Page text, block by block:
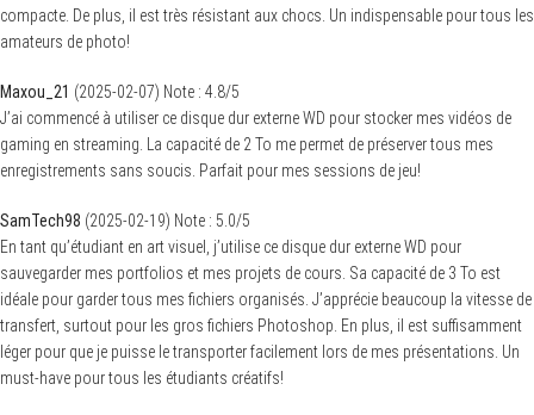
compacte. De plus, il est très résistant aux chocs. Un indispensable pour tous les
amateurs de photo!
Maxou_21 (2025-02-07) Note : 4.8/5
J’ai commencé à utiliser ce disque dur externe WD pour stocker mes vidéos de
gaming en streaming. La capacité de 2 To me permet de préserver tous mes
enregistrements sans soucis. Parfait pour mes sessions de jeu!
SamTech98 (2025-02-19) Note : 5.0/5
En tant qu’étudiant en art visuel, j’utilise ce disque dur externe WD pour
sauvegarder mes portfolios et mes projets de cours. Sa capacité de 3 To est
idéale pour garder tous mes fichiers organisés. J’apprécie beaucoup la vitesse de
transfert, surtout pour les gros fichiers Photoshop. En plus, il est suffisamment
léger pour que je puisse le transporter facilement lors de mes présentations. Un
must-have pour tous les étudiants créatifs!
S
e
r
c
h
o